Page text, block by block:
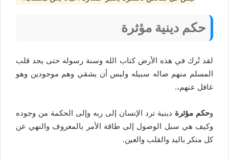
حكم دينية مؤثرة
لقد تُرك في هذه الأرض كتاب الله وسنة رسوله حتى يجد قلب
المسلم منهم ضاله سبيله وليس أن يشقي وهم موجودين وهو
غافل عنهم،.
وحكم مؤثرة دينية ترد الإنسان إلى ربه وإلى الحكمة من وجوده
وكيف هي سبل الوصول إلى طاقة الأمر بالمعروف والنهي عن
كل منكر باليد والقلب والعين.